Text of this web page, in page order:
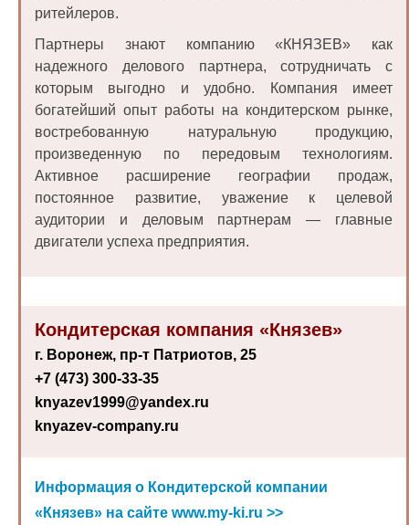
ритейлеров.
Партнеры знают компанию «КНЯЗЕВ» как
надежного делового партнера, сотрудничать с
которым выгодно и удобно. Компания имеет
богатейший опыт работы на кондитерском рынке,
востребованную натуральную продукцию,
произведенную по передовым технологиям.
Активное расширение географии продаж,
постоянное развитие, уважение к целевой
аудитории и деловым партнерам — главные
двигатели успеха предприятия.
Кондитерская компания «Князев»
г. Воронеж, пр-т Патриотов, 25
+7 (473) 300-33-35
knyazev1999@yandex.ru
knyazev-company.ru
Информация о Кондитерской компании
«Князев» на сайте www.my-ki.ru >>